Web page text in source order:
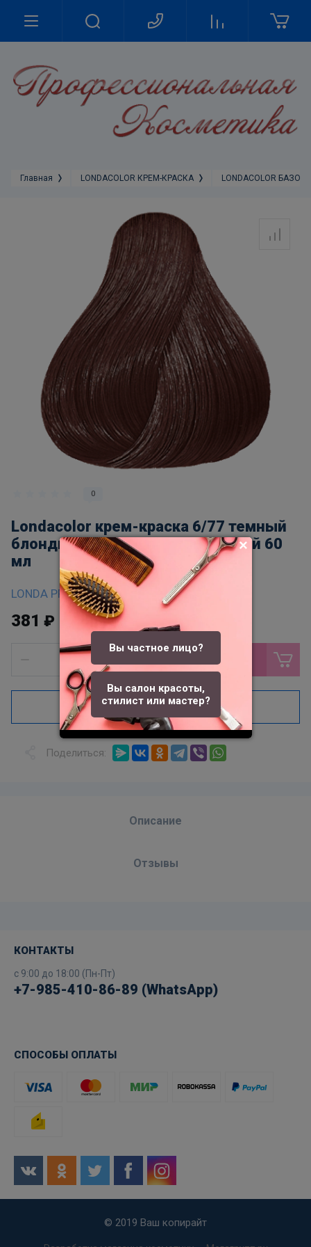
Главная LONDACOLOR КРЕМ-КРАСКА LONDACOLOR
0
Lоndacolor крем-краска 6/77 темный
блондин интенсивно коричневый 60
мл
LONDA PROFESSIONAL
381 ₽
В корзину
Купить в один клик
Поделиться:
Описание
Отзывы
КОНТАКТЫ
с 9:00 до 18:00 (Пн-Пт)
+7-985-410-86-89 (WhatsApp)
СПОСОБЫ ОПЛАТЫ
© 2019 Ваш копирайт
Вы частное лицо?
Вы салон красоты,
стилист или мастер?